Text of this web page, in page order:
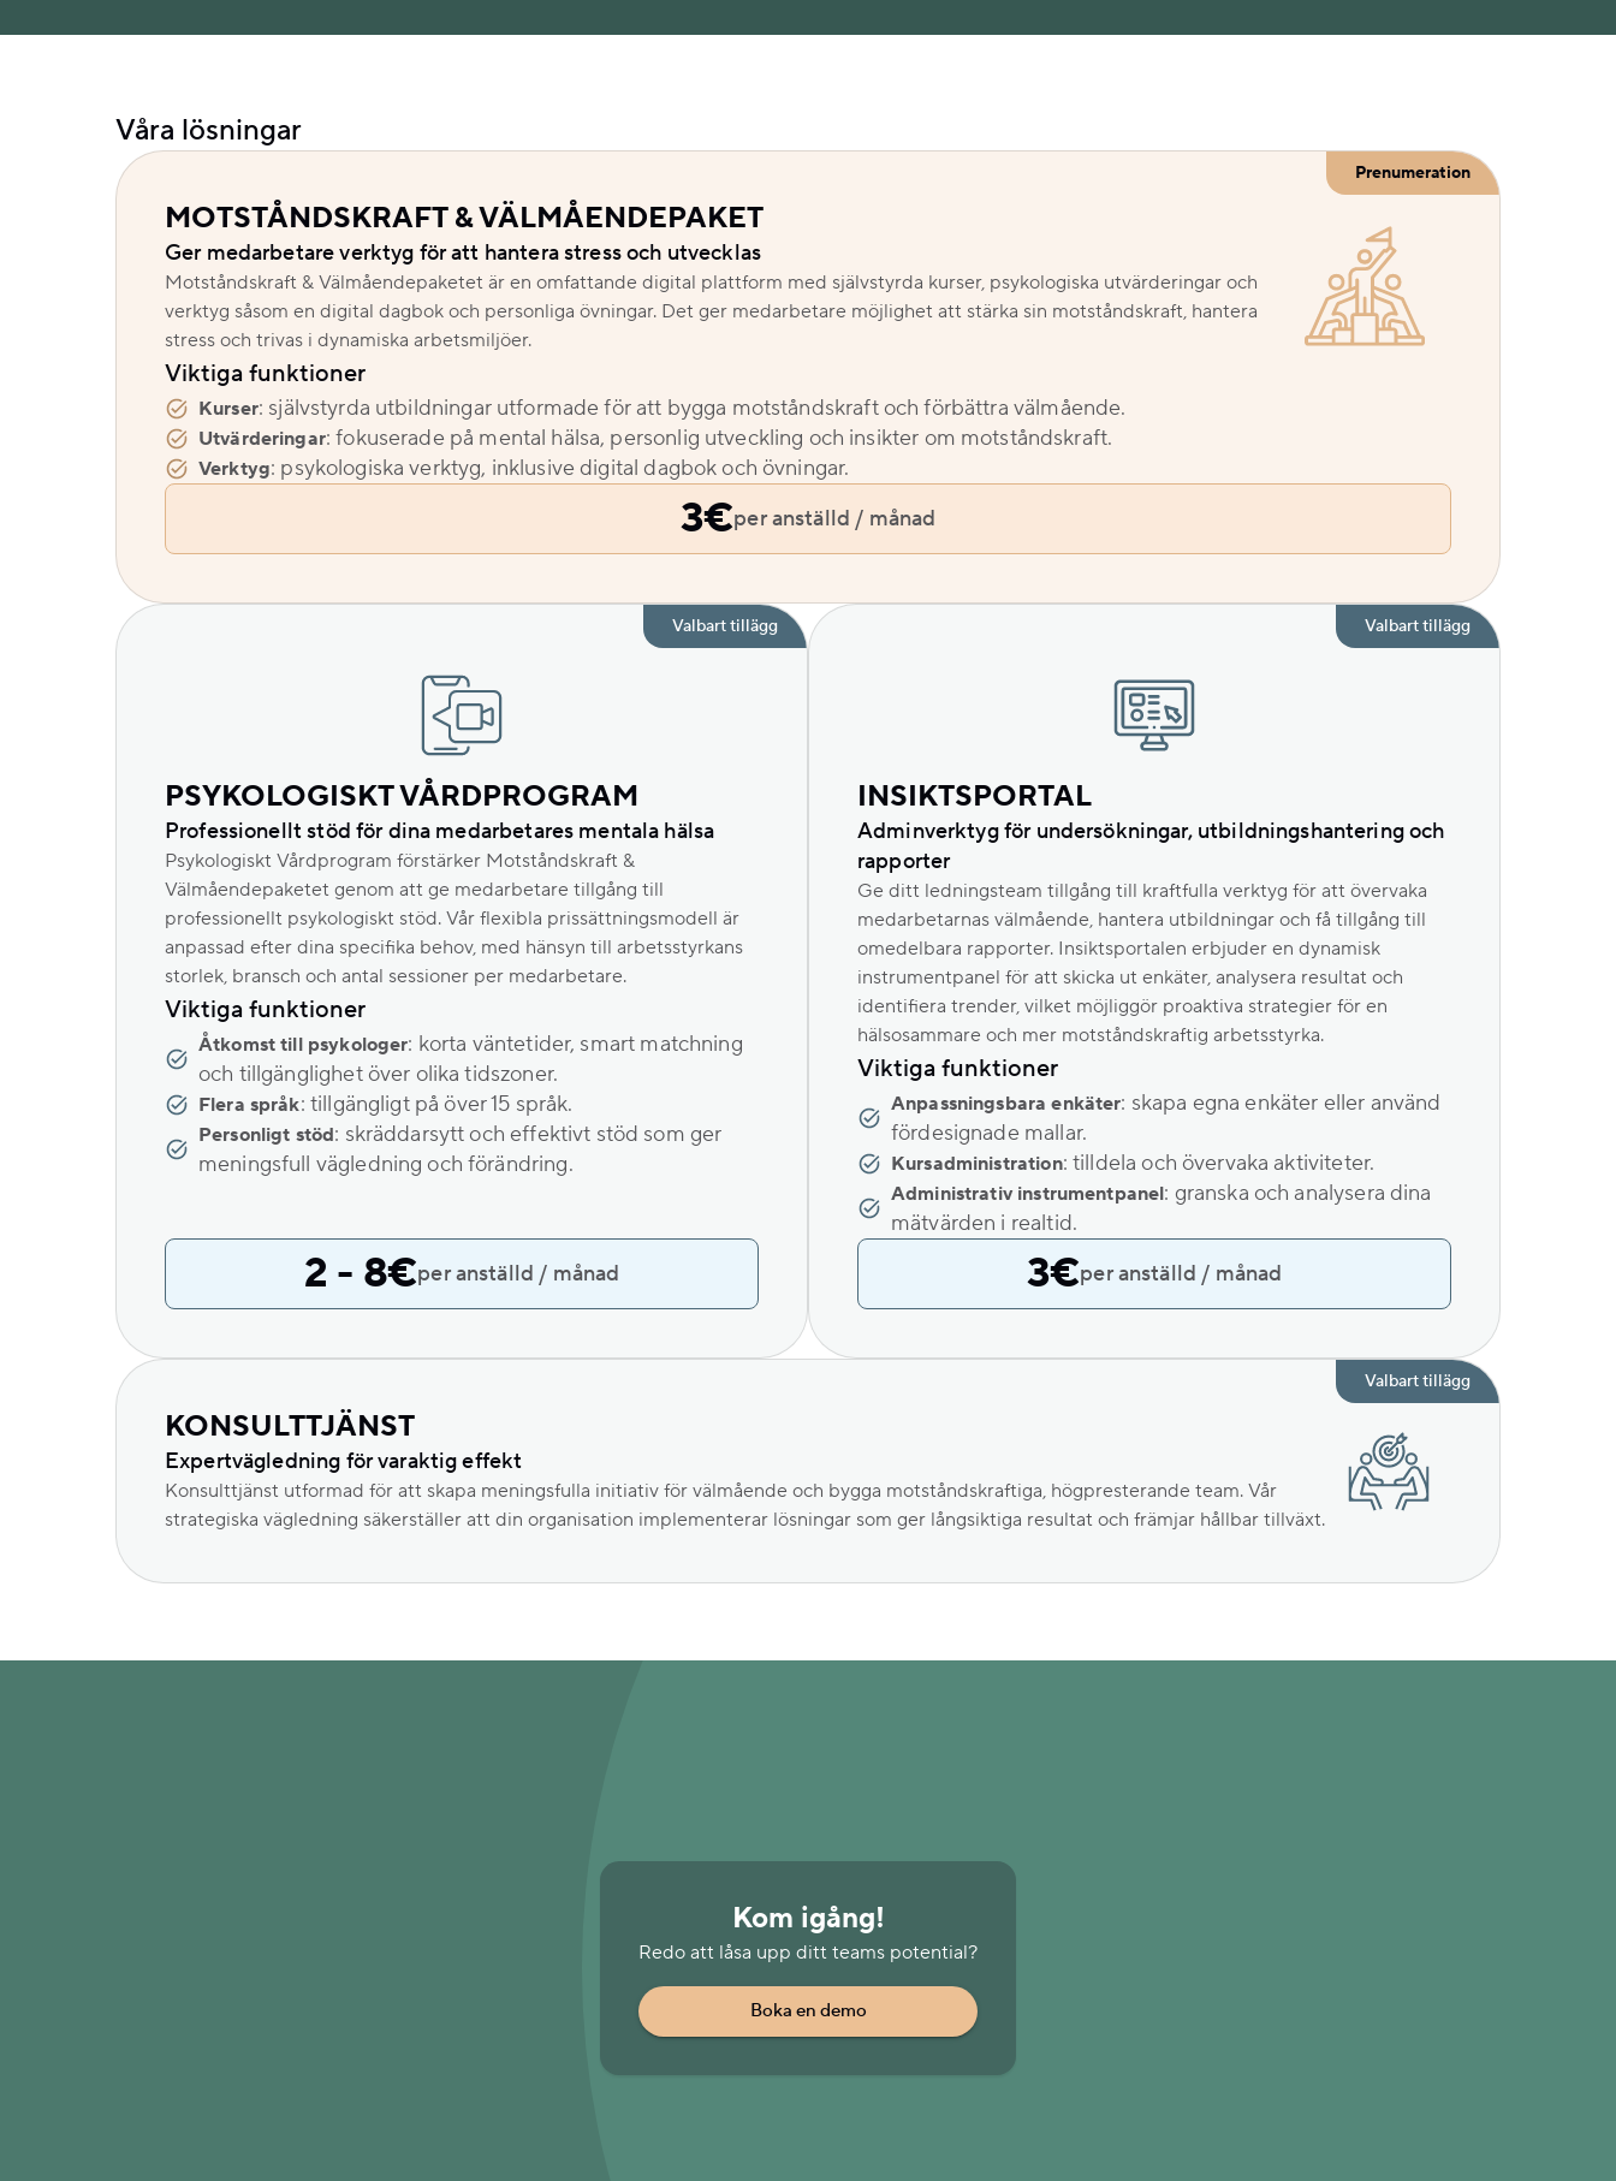
Våra lösningar
Prenumeration
MOTSTÅNDSKRAFT & VÄLMÅENDEPAKET
Ger medarbetare verktyg för att hantera stress och utvecklas
Motståndskraft & Välmåendepaketet är en omfattande digital plattform med självstyrda kurser, psykologiska utvärderingar och
verktyg såsom en digital dagbok och personliga övningar. Det ger medarbetare möjlighet att stärka sin motståndskraft, hantera
stress och trivas i dynamiska arbetsmiljöer.
Viktiga funktioner
Kurser: självstyrda utbildningar utformade för att bygga motståndskraft och förbättra välmående.
Utvärderingar: fokuserade på mental hälsa, personlig utveckling och insikter om motståndskraft.
Verktyg: psykologiska verktyg, inklusive digital dagbok och övningar.
3€per anställd / månad
Valbart tillägg
PSYKOLOGISKT VÅRDPROGRAM
Professionellt stöd för dina medarbetares mentala hälsa
Psykologiskt Vårdprogram förstärker Motståndskraft &
Välmåendepaketet genom att ge medarbetare tillgång till
professionellt psykologiskt stöd. Vår flexibla prissättningsmodell är
anpassad efter dina specifika behov, med hänsyn till arbetsstyrkans
storlek, bransch och antal sessioner per medarbetare.
Viktiga funktioner
Åtkomst till psykologer: korta väntetider, smart matchning
och tillgänglighet över olika tidszoner.
Flera språk: tillgängligt på över 15 språk.
Personligt stöd: skräddarsytt och effektivt stöd som ger
meningsfull vägledning och förändring.
2 - 8€per anställd / månad
Valbart tillägg
INSIKTSPORTAL
Adminverktyg för undersökningar, utbildningshantering och
rapporter
Ge ditt ledningsteam tillgång till kraftfulla verktyg för att övervaka
medarbetarnas välmående, hantera utbildningar och få tillgång till
omedelbara rapporter. Insiktsportalen erbjuder en dynamisk
instrumentpanel för att skicka ut enkäter, analysera resultat och
identifiera trender, vilket möjliggör proaktiva strategier för en
hälsosammare och mer motståndskraftig arbetsstyrka.
Viktiga funktioner
Anpassningsbara enkäter: skapa egna enkäter eller använd
fördesignade mallar.
Kursadministration: tilldela och övervaka aktiviteter.
Administrativ instrumentpanel: granska och analysera dina
mätvärden i realtid.
3€per anställd / månad
Valbart tillägg
KONSULTTJÄNST
Expertvägledning för varaktig effekt
Konsulttjänst utformad för att skapa meningsfulla initiativ för välmående och bygga motståndskraftiga, högpresterande team. Vår
strategiska vägledning säkerställer att din organisation implementerar lösningar som ger långsiktiga resultat och främjar hållbar tillväxt.
Kom igång!
Redo att låsa upp ditt teams potential?
Boka en demo